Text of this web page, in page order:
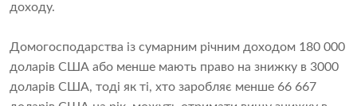
доходу.
Домогосподарства із сумарним річним доходом 180 000
доларів США або менше мають право на знижку в 3000
доларів США, тоді як ті, хто заробляє менше 66 667